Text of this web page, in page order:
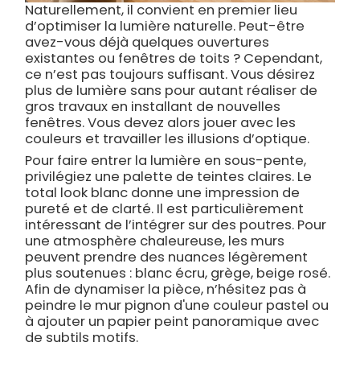
Naturellement, il convient en premier lieu
d’optimiser la lumière naturelle. Peut-être
avez-vous déjà quelques ouvertures
existantes ou fenêtres de toits ? Cependant,
ce n’est pas toujours suffisant. Vous désirez
plus de lumière sans pour autant réaliser de
gros travaux en installant de nouvelles
fenêtres. Vous devez alors jouer avec les
couleurs et travailler les illusions d’optique.
Pour faire entrer la lumière en sous-pente,
privilégiez une palette de teintes claires. Le
total look blanc donne une impression de
pureté et de clarté. Il est particulièrement
intéressant de l’intégrer sur des poutres. Pour
une atmosphère chaleureuse, les murs
peuvent prendre des nuances légèrement
plus soutenues : blanc écru, grège, beige rosé.
Afin de dynamiser la pièce, n’hésitez pas à
peindre le mur pignon d'une couleur pastel ou
à ajouter un papier peint panoramique avec
de subtils motifs.